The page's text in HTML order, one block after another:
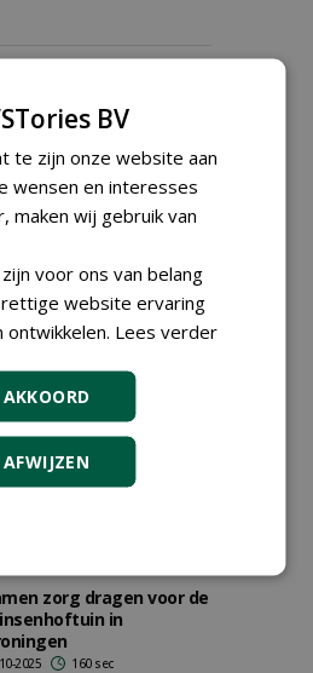
2026 157 sec
uitgangspunt voor
2025 129 sec
in het grote geheel
zorg dragen voor de
in
2025 160 sec
BV
te zijn onze website aan
wensen en interesses
maken wij gebruik van
voor ons van belang
website ervaring
ontwikkelen. Lees verder
AKKOORD
AFWIJZEN